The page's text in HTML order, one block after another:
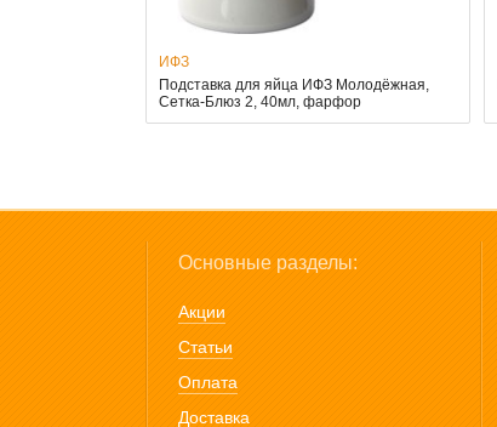
ИФЗ
Подставка для яйца ИФЗ Молодёжная,
Сетка-Блюз 2, 40мл, фарфор
Основные разделы:
Акции
Статьи
Оплата
Доставка